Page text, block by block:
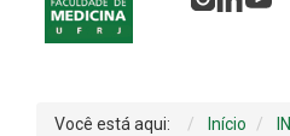
Você está aqui: Início